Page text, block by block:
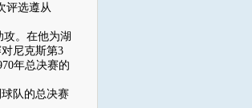
评选遵从
。在他为湖
尼克斯第3
年总决赛的
队的总决赛